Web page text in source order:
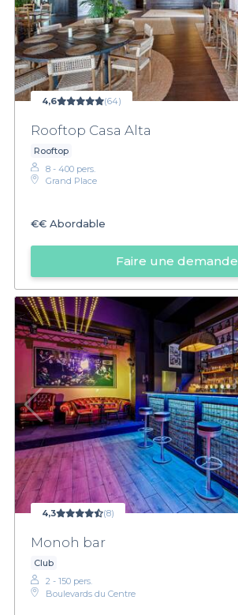
4,6 (64)
Rooftop Casa Alta
Rooftop
8 - 400 pers.
Grand Place
€€ Abordable
Faire une demande
4,3 (8)
Monoh bar
Club
2 - 150 pers.
Boulevards du Centre